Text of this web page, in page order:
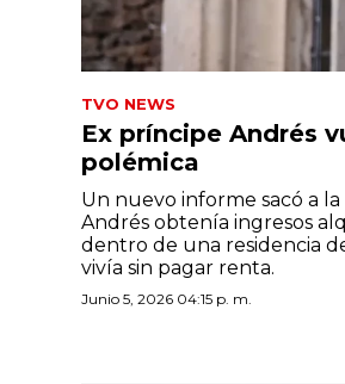
TVO NEWS
Ex príncipe Andrés
polémica
Un nuevo informe sacó a
Andrés obtenía ingresos
dentro de una residencia
vivía sin pagar renta.
Junio 5, 2026 04:15 p. m.